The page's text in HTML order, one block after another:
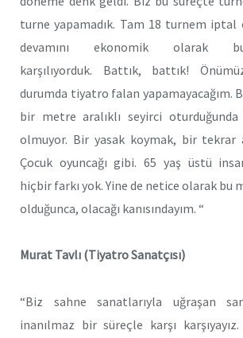
turne yapamadık. Tam 18 turnem iptal
devamını ekonomik olarak
karşılıyorduk. Battık, battık!
durumda tiyatro falan yapamayacağım.
bir metre aralıklı seyirci oturduğunda
olmuyor. Bir yasak koymak, bir tekrar
Çocuk oyuncağı gibi. 65 yaş üstü
hiçbir farkı yok. Yine de netice olarak bu
olduğunca, olacağı kanısındayım. “
Murat Tavlı (Tiyatro Sanatçısı)
“Biz sahne sanatlarıyla uğraşan
inanılmaz bir süreçle karşı